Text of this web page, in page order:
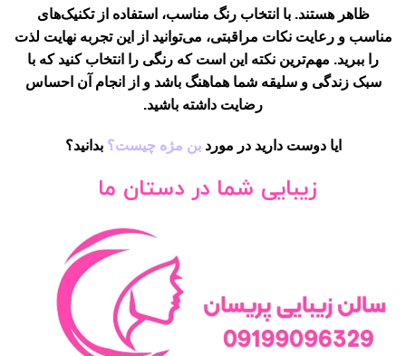
ظاهر هستند. با انتخاب رنگ مناسب، استفاده از تکنیک‌های
مناسب و رعایت نکات مراقبتی، می‌توانید از این تجربه نهایت لذت
را ببرید. مهم‌ترین نکته این است که رنگی را انتخاب کنید که با
سبک زندگی و سلیقه شما هماهنگ باشد و از انجام آن احساس
رضایت داشته باشید.
ایا دوست دارید در موردبن مژه چیست؟ بدانید؟
زیبایی شما در دستان ما